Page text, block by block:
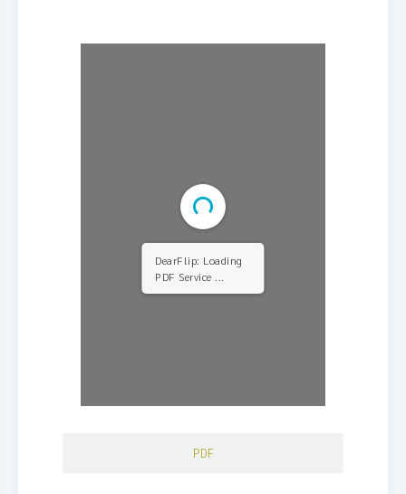
PDF
DearFlip: Loading
PDF Service ...